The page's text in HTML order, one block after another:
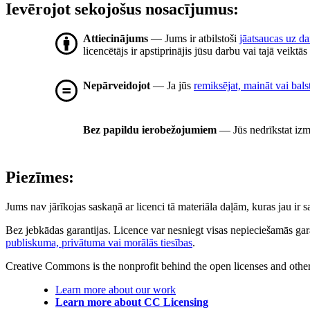
Ievērojot sekojošus nosacījumus:
Attiecinājums — Jums ir atbilstoši jāatsaucas uz
licencētājs ir apstiprinājis jūsu darbu vai tajā veiktās
Nepārveidojot — Ja jūs remiksējat, maināt vai
Bez papildu ierobežojumiem — Jūs nedrīkstat
Piezīmes:
Jums nav jārīkojas saskaņā ar licenci tā materiāla daļām, kuras jau ir
Bez jebkādas garantijas. Licence var nesniegt visas nepieciešamās
publiskuma, privātuma vai morālās tiesības.
Creative Commons is the nonprofit behind the open licenses and
Learn more about our work
Learn more about CC Licensing